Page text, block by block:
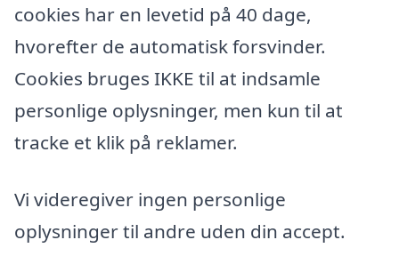
cookies har en levetid på 40 dage,
hvorefter de automatisk forsvinder.
Cookies bruges IKKE til at indsamle
personlige oplysninger, men kun til at
tracke et klik på reklamer.
Vi videregiver ingen personlige
oplysninger til andre uden din accept.